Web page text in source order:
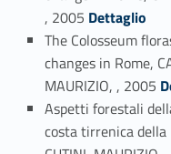
, 2005 Link identifier #identifier_person_76531-66
Dettaglio
The Colosseum
changes in Rome,
MAURIZIO, , 2005 Link identifier #identifier_person_19482-67
Aspetti forestali
costa tirrenica della